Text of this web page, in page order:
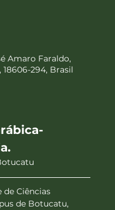
Amaro Faraldo,
18606-294, Brasil
de Ciências
de Botucatu,